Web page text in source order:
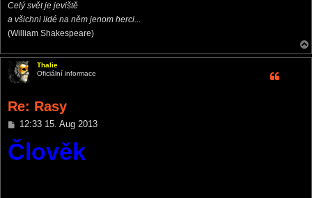
Celý svět je jeviště
a všichni lidé na něm jenom herci...
(William Shakespeare)
Thalie
Oficiální informace
Re: Rasy
P
s
t
12:33 15. Aug 2013
Člověk